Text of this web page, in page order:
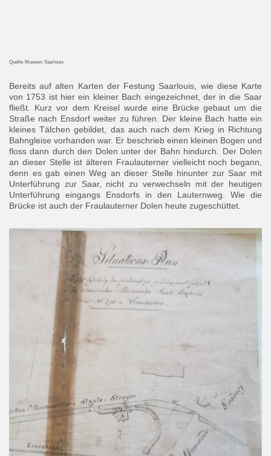
Quelle: Museum Saarlouis
Bereits auf alten Karten der Festung Saarlouis, wie diese Karte
von 1753 ist hier ein kleiner Bach eingezeichnet, der in die Saar
fließt. Kurz vor dem Kreisel wurde eine Brücke gebaut um die
Straße nach Ensdorf weiter zu führen. Der kleine Bach hatte ein
kleines Tälchen gebildet, das auch nach dem Krieg in Richtung
Bahngleise vorhanden war. Er beschrieb einen kleinen Bogen und
floss dann durch den Dolen unter der Bahn hindurch. Der Dolen
an dieser Stelle ist älteren Fraulauterner vielleicht noch begann,
denn es gab einen Weg an dieser Stelle hinunter zur Saar mit
Unterführung zur Saar, nicht zu verwechseln mit der heutigen
Unterführung eingangs Ensdorfs in den Lauternweg. Wie die
Brücke ist auch der Fraulauterner Dolen heute zugeschüttet.